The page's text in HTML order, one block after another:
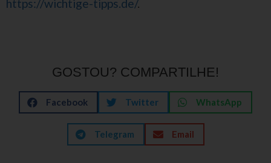
https://wichtige-tipps.de/.
GOSTOU? COMPARTILHE!
Facebook Twitter WhatsApp
Telegram Email